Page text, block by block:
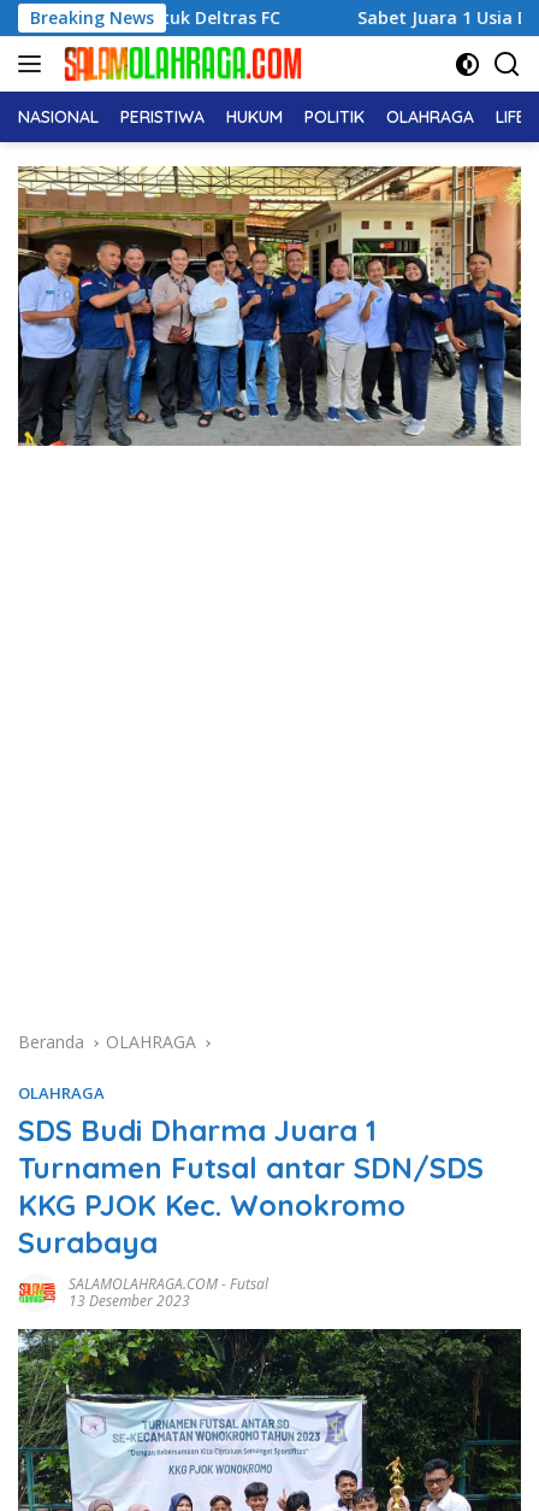
Langsung
ke
konten
Breaking News
untuk Deltras FC Sabet Juara 1 Usia Dini, Adena
NASIONAL PERISTIWA HUKUM POLITIK OLAHRAGA
Beranda OLAHRAGA
OLAHRAGA
SDS Budi Dharma Juara 1
Turnamen Futsal antar SDN/SDS
KKG PJOK Kec. Wonokromo
Surabaya
SALAMOLAHRAGA.COM-Futsal
13 Desember 2023